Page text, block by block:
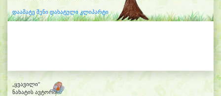
დაამატე შენი დახატული კლიპარტი
„ყვავილი“
ნახატის ავტორი: